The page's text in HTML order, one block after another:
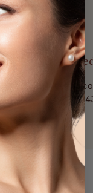
Met een
van